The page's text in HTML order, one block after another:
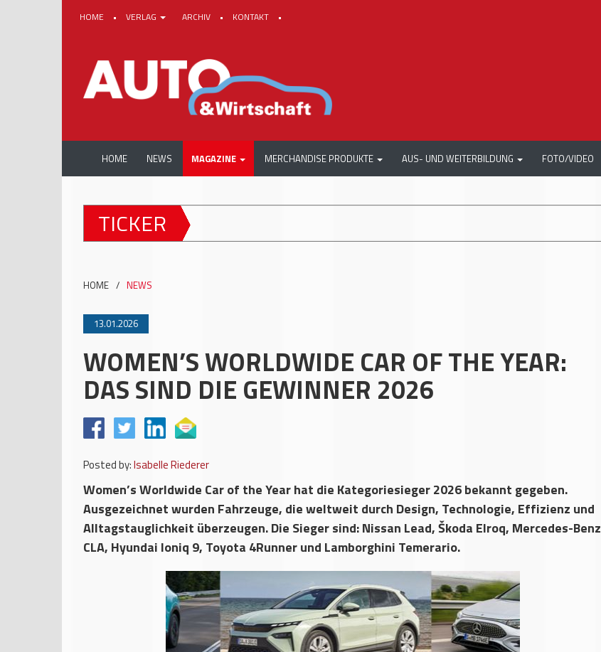
HOME • VERLAG ARCHIV • KONTAKT •
HOME NEWS MAGAZINE MERCHANDISE PRODUKTE AUS- UND WEITERBILDUNG FOTO/VIDEO
TICKER
HOME / NEWS
13.01.2026
WOMEN’S WORLDWIDE CAR OF THE YEAR:
DAS SIND DIE GEWINNER 2026
Posted by:Isabelle Riederer
Women’s Worldwide Car of the Year hat die Kategoriesieger 2026 bekannt gegeben.
Ausgezeichnet wurden Fahrzeuge, die weltweit durch Design, Technologie, Effizienz und
Alltagstauglichkeit überzeugen. Die Sieger sind: Nissan Lead, Škoda Elroq, Mercedes-Benz
CLA, Hyundai Ioniq 9, Toyota 4Runner und Lamborghini Temerario.